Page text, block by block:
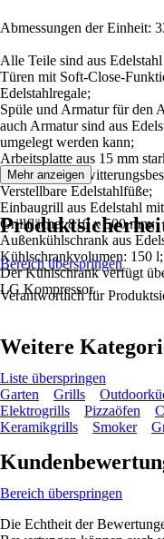
Abmessungen der Einheit:
Alle Teile sind aus
Türen mit Soft-Close-
Edelstahlregale;
Spüle und Armatur für den
auch Armatur sind aus
umgelegt werden kann;
Arbeitsplatte aus 15 mm
Marmordekor,
Verstellbare Edelstahlfüße;
Einbaugrill aus Edelstahl
Grillfläche: 810 x 500 mm;
Außenkühlschrank aus
Kühlschrankvolumen: 150 l;
Der Kühlschrank verfügt
LG Kompressor.
Mehr anzeigen
Bereich überspringen
Verantwortlich für
Weitere
Liste überspringen
Garten
Grills
Elektrogrills
Pizzaöfen
Keramikgrills
Smoker
Bereich überspringen
Die Echtheit der